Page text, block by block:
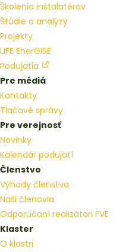
Školenia inštalatérov
Štúdie a analýzy
Projekty
LIFE EnerGISE
Podujatia
Pre médiá
Kontakty
Tlačové správy
Pre verejnosť
Novinky
Kalendár podujatí
Členstvo
Výhody členstva
Naši členovia
Odporúčaní realizátori FVE
Klaster
O klastri